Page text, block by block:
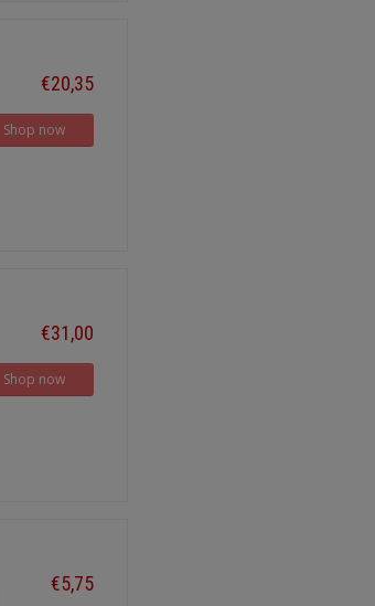
€20,35
Shop now
€31,00
Shop now
€5,75